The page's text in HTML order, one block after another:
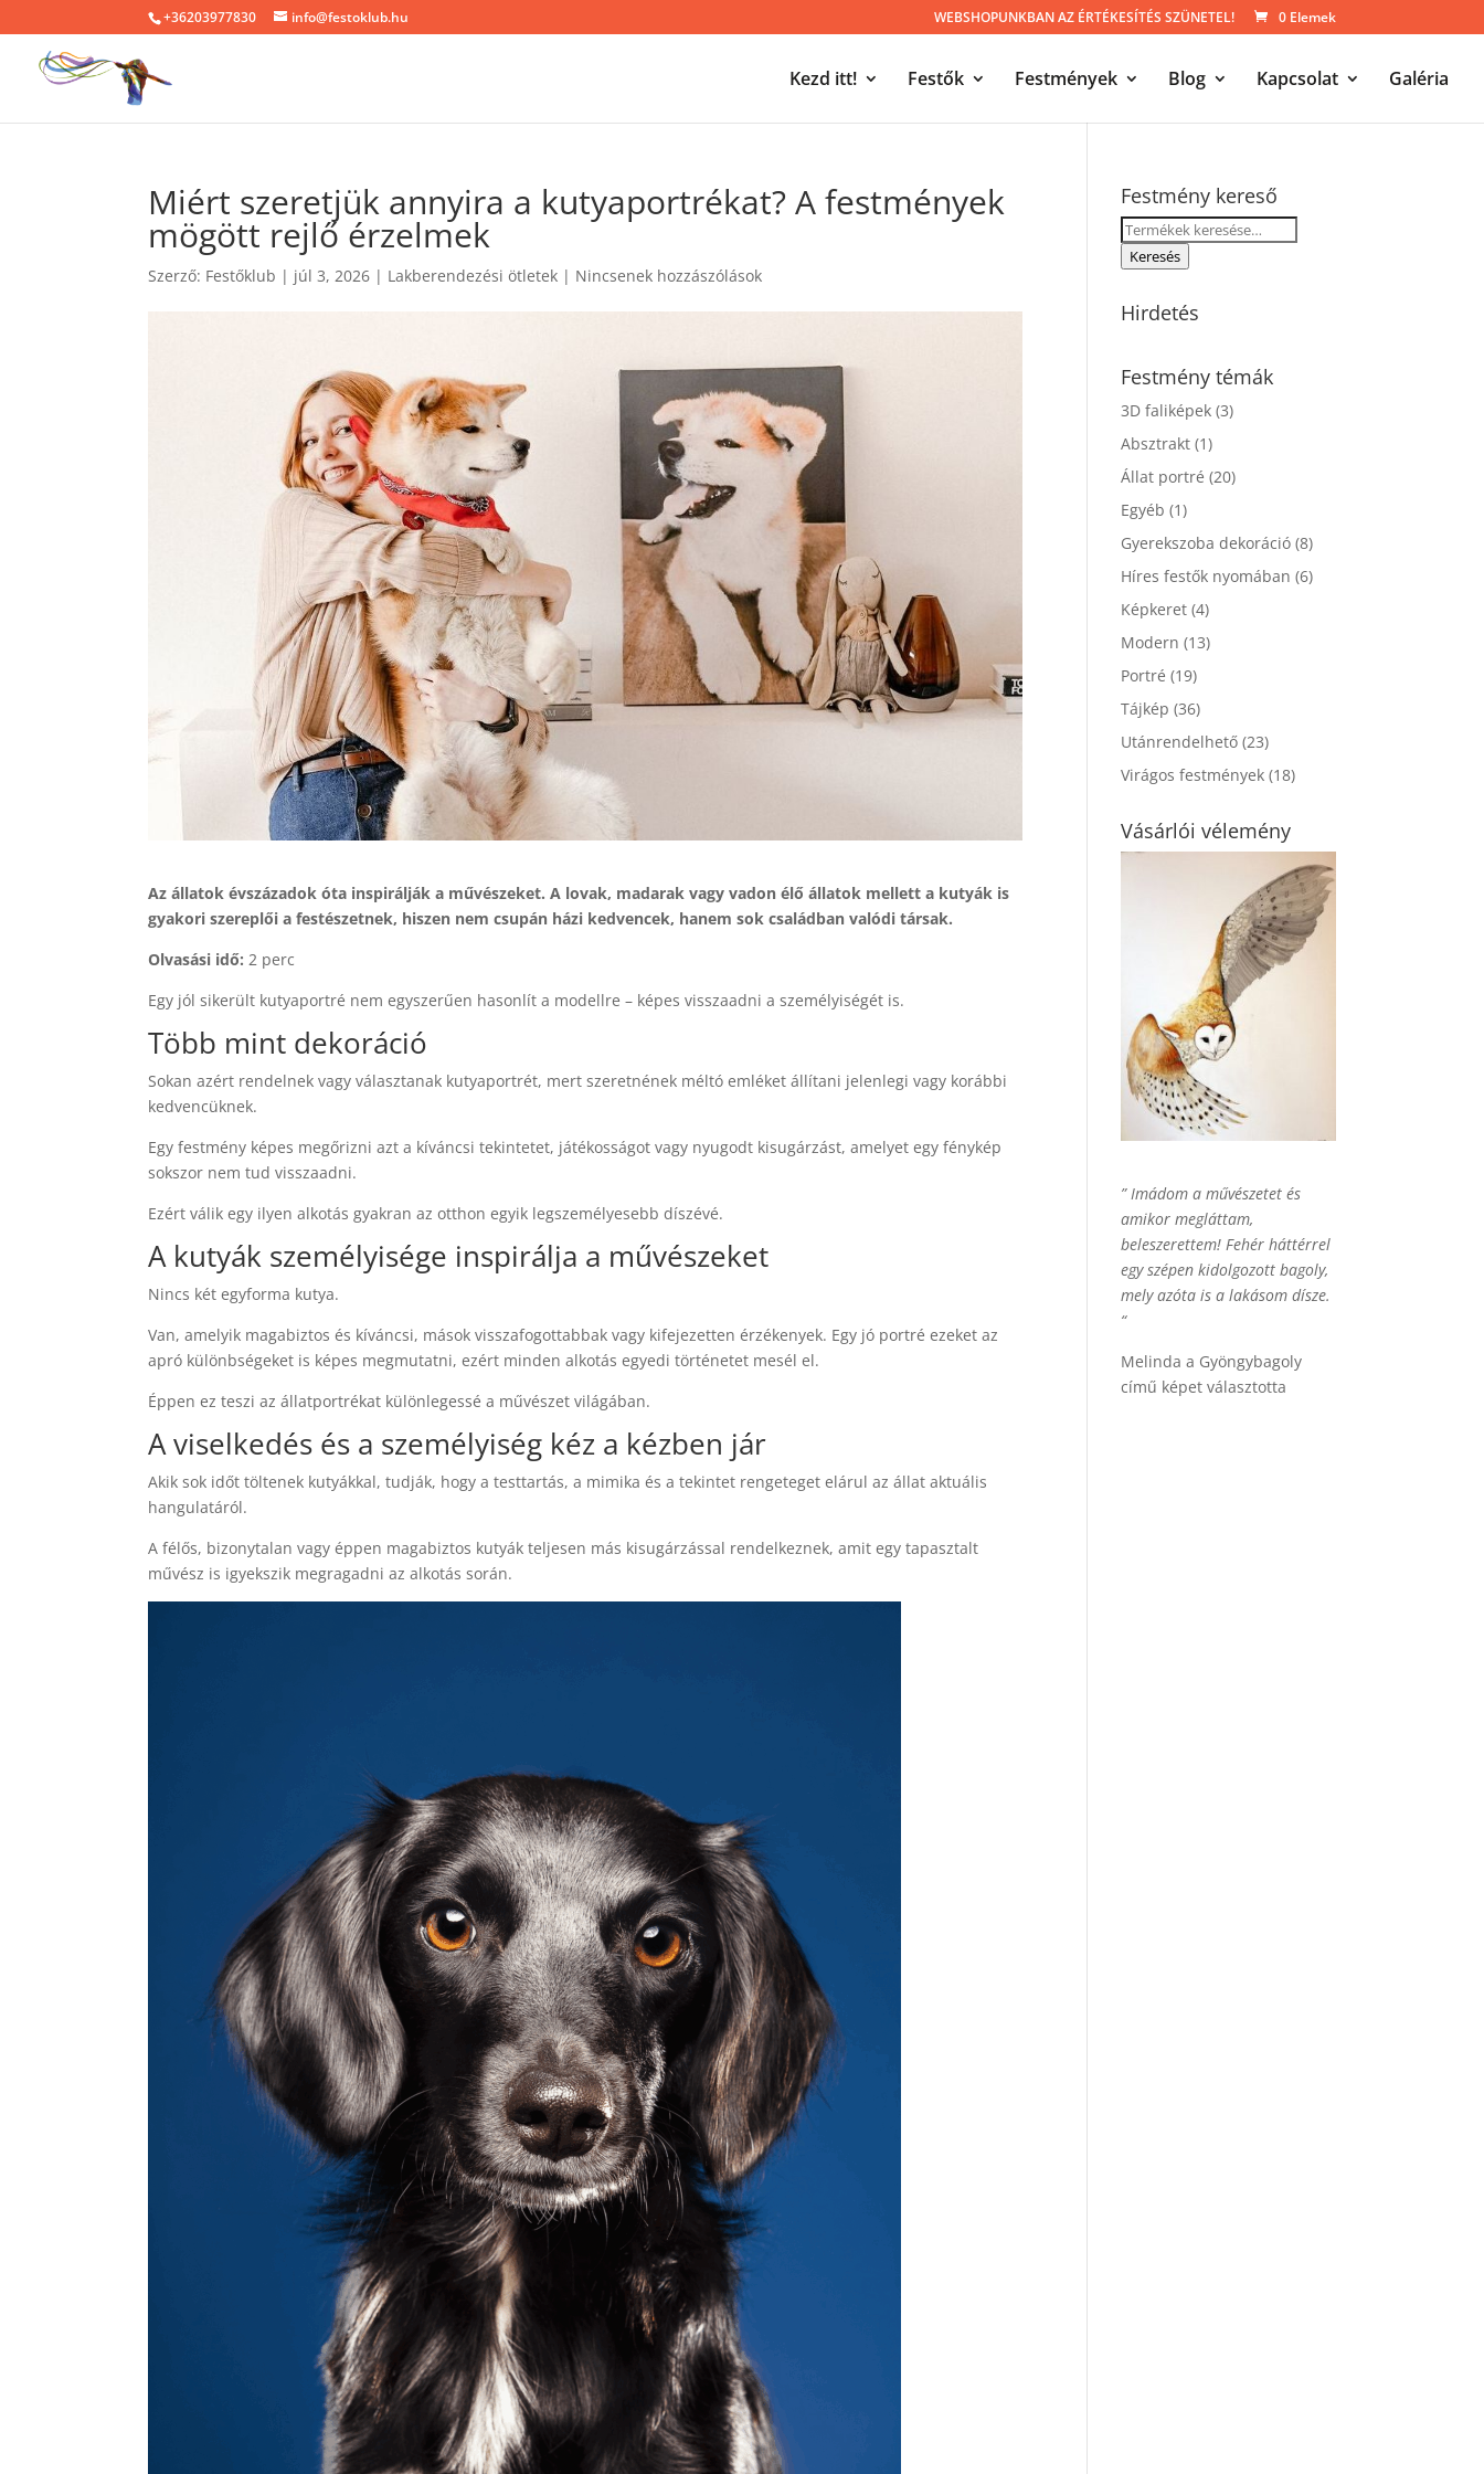
+36203977830 info@festoklub.hu WEBSHOPUNKBAN AZ ÉRTÉKESÍTÉS SZÜNETEL! 0 Elemek
Kezd itt! Festők Festmények Blog Kapcsolat Galéria
Miért szeretjük annyira a kutyaportrékat? A festmények
mögött rejlő érzelmek
Szerző: Festőklub | júl 3, 2026 | Lakberendezési ötletek | Nincsenek hozzászólások
Az állatok évszázadok óta inspirálják a művészeket. A lovak, madarak vagy vadon élő állatok mellett a kutyák is
gyakori szereplői a festészetnek, hiszen nem csupán házi kedvencek, hanem sok családban valódi társak.
Olvasási idő:2 perc
Egy jól sikerült kutyaportré nem egyszerűen hasonlít a modellre – képes visszaadni a személyiségét is.
Több mint dekoráció
Sokan azért rendelnek vagy választanak kutyaportrét, mert szeretnének méltó emléket állítani jelenlegi vagy korábbi
kedvencüknek.
Egy festmény képes megőrizni azt a kíváncsi tekintetet, játékosságot vagy nyugodt kisugárzást, amelyet egy fénykép
sokszor nem tud visszaadni.
Ezért válik egy ilyen alkotás gyakran az otthon egyik legszemélyesebb díszévé.
A kutyák személyisége inspirálja a művészeket
Nincs két egyforma kutya.
Van, amelyik magabiztos és kíváncsi, mások visszafogottabbak vagy kifejezetten érzékenyek. Egy jó portré ezeket az
apró különbségeket is képes megmutatni, ezért minden alkotás egyedi történetet mesél el.
Éppen ez teszi az állatportrékat különlegessé a művészet világában.
A viselkedés és a személyiség kéz a kézben jár
Akik sok időt töltenek kutyákkal, tudják, hogy a testtartás, a mimika és a tekintet rengeteget elárul az állat aktuális
hangulatáról.
A félős, bizonytalan vagy éppen magabiztos kutyák teljesen más kisugárzással rendelkeznek, amit egy tapasztalt
művész is igyekszik megragadni az alkotás során.
Festmény kereső
Keresés
a Keresés
Hirdetés
Festmény témák
3D faliképek (3)
Absztrakt (1)
Állat portré (20)
Egyéb (1)
Gyerekszoba dekoráció (8)
Híres festők nyomában (6)
Képkeret (4)
Modern (13)
Portré (19)
Tájkép (36)
Utánrendelhető (23)
Virágos festmények (18)
Vásárlói vélemény
” Imádom a művészetet és
amikor megláttam,
beleszerettem! Fehér háttérrel
egy szépen kidolgozott bagoly,
mely azóta is a lakásom dísze.
“
Melinda a Gyöngybagoly
című képet választotta